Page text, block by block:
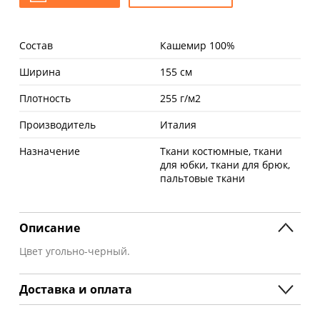
Состав
Кашемир 100%
Ширина
155 см
Плотность
255 г/м2
Производитель
Италия
Назначение
Ткани костюмные, ткани
для юбки, ткани для брюк,
пальтовые ткани
Описание
Цвет угольно-черный.
Доставка и оплата